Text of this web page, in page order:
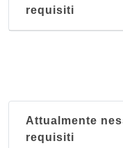
requisiti
Attualmente
requisiti